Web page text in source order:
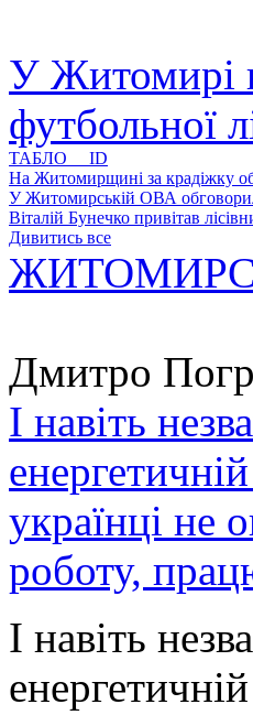
У Житомирі
футбольної
ТАБЛО ID
На Житомирщині за крадіжку
У Житомирській ОВА
Віталій Бунечко привітав
Дивитись все
Дмитро
І навіть
українці не
роботу,
І навіть